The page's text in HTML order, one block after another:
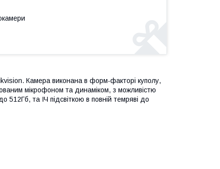
Камера виконана в форм-факторі куполу,
мікрофоном та динаміком, з можливістю
та ІЧ підсвіткою в повній темряві до